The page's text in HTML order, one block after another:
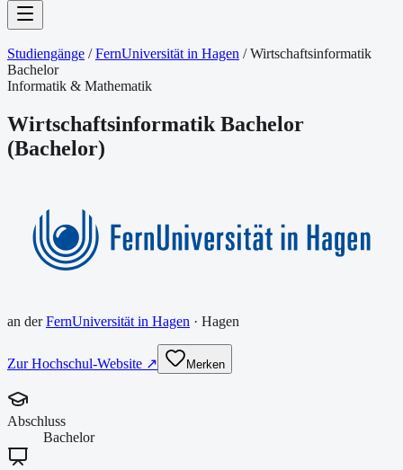
Studiengänge / FernUniversität in Hagen /Wirtschaftsinformatik
Bachelor
Informatik & Mathematik
Wirtschaftsinformatik Bachelor
(Bachelor)
an derFernUniversität in Hagen · Hagen
Zur Hochschul-Website ↗ Merken
Abschluss
Bachelor